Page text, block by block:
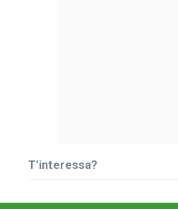
T’interessa?